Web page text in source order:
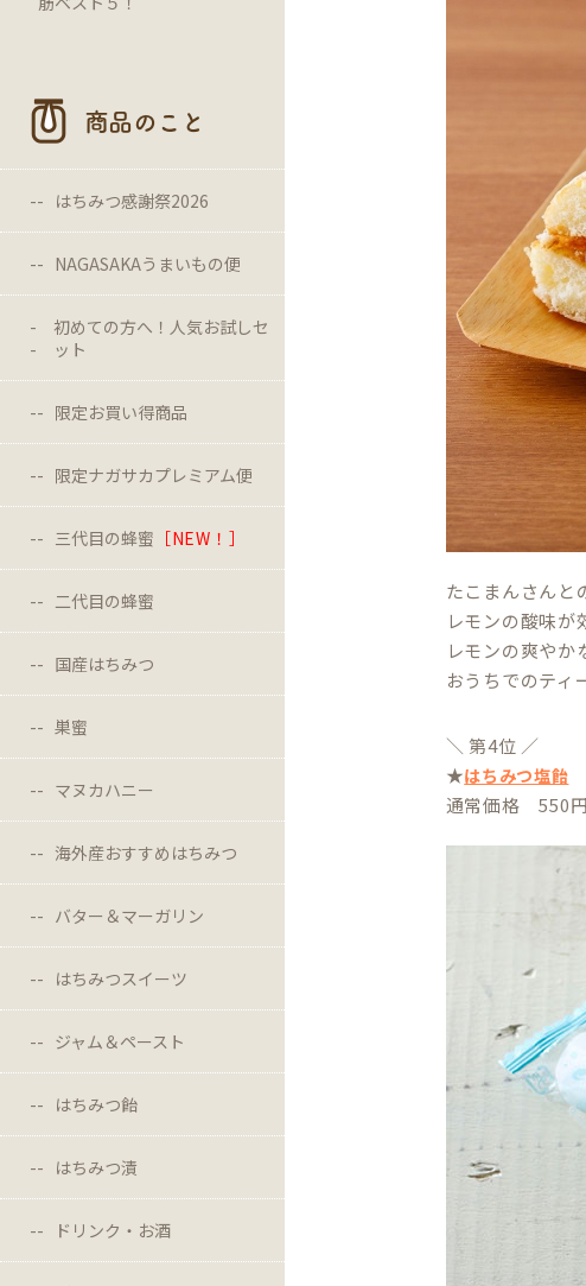
商品のこと
はちみつ感謝祭2026
NAGASAKAうまいもの便
初めての方へ！人気お試しセ
ット
限定お買い得商品
限定ナガサカプレミアム便
三代目の蜂蜜 ［NEW！］
二代目の蜂蜜
国産はちみつ
巣蜜
マヌカハニー
海外産おすすめはちみつ
バター＆マーガリン
はちみつスイーツ
ジャム＆ペースト
はちみつ飴
はちみつ漬
ドリンク・お酒
たこまんさんと
レモンの酸味が
レモンの爽やか
おうちでのティ
＼ 第4位 ／
★はちみつ塩飴
通常価格 550